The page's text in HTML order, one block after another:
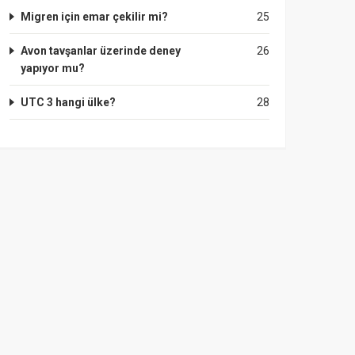
25
Migren için emar çekilir mi?
26
Avon tavşanlar üzerinde deney
yapıyor mu?
28
UTC 3 hangi ülke?